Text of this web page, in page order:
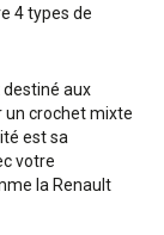
4 types de
aux
un crochet mixte
est sa
votre
la Renault